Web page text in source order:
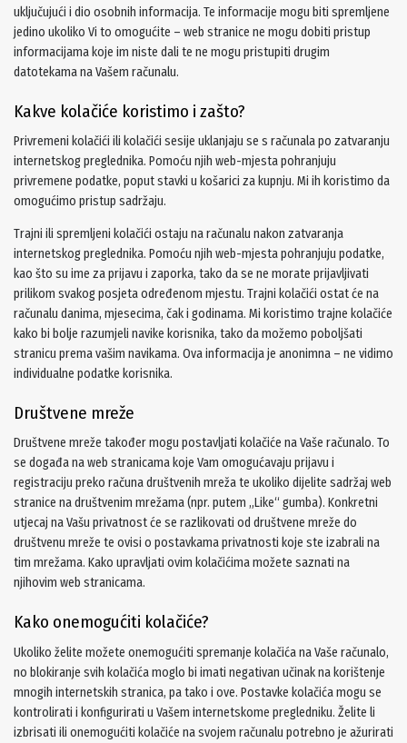
uključujući i dio osobnih informacija. Te informacije mogu biti spremljene
jedino ukoliko Vi to omogućite – web stranice ne mogu dobiti pristup
informacijama koje im niste dali te ne mogu pristupiti drugim
datotekama na Vašem računalu.
Kakve kolačiće koristimo i zašto?
Privremeni kolačići ili kolačići sesije uklanjaju se s računala po zatvaranju
internetskog preglednika. Pomoću njih web-mjesta pohranjuju
privremene podatke, poput stavki u košarici za kupnju. Mi ih koristimo da
omogućimo pristup sadržaju.
Trajni ili spremljeni kolačići ostaju na računalu nakon zatvaranja
internetskog preglednika. Pomoću njih web-mjesta pohranjuju podatke,
kao što su ime za prijavu i zaporka, tako da se ne morate prijavljivati
prilikom svakog posjeta određenom mjestu. Trajni kolačići ostat će na
računalu danima, mjesecima, čak i godinama. Mi koristimo trajne kolačiće
kako bi bolje razumjeli navike korisnika, tako da možemo poboljšati
stranicu prema vašim navikama. Ova informacija je anonimna – ne vidimo
individualne podatke korisnika.
Društvene mreže
Društvene mreže također mogu postavljati kolačiće na Vaše računalo. To
se događa na web stranicama koje Vam omogućavaju prijavu i
registraciju preko računa društvenih mreža te ukoliko dijelite sadržaj web
stranice na društvenim mrežama (npr. putem „Like“ gumba). Konkretni
utjecaj na Vašu privatnost će se razlikovati od društvene mreže do
društvenu mreže te ovisi o postavkama privatnosti koje ste izabrali na
tim mrežama. Kako upravljati ovim kolačićima možete saznati na
njihovim web stranicama.
Kako onemogućiti kolačiće?
Ukoliko želite možete onemogućiti spremanje kolačića na Vaše računalo,
no blokiranje svih kolačića moglo bi imati negativan učinak na korištenje
mnogih internetskih stranica, pa tako i ove. Postavke kolačića mogu se
kontrolirati i konfigurirati u Vašem internetskome pregledniku. Želite li
izbrisati ili onemogućiti kolačiće na svojem računalu potrebno je ažurirati